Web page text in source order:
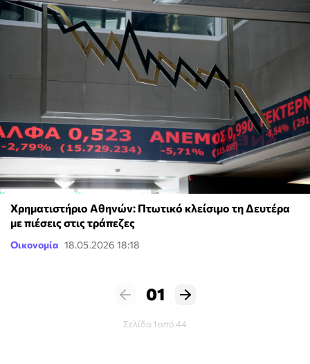
Χρηματιστήριο Αθηνών: Πτωτικό κλείσιμο τη Δευτέρα
με πιέσεις στις τράπεζες
Οικονομία 18.05.2026 18:18
01
Σελίδα 1 από 44